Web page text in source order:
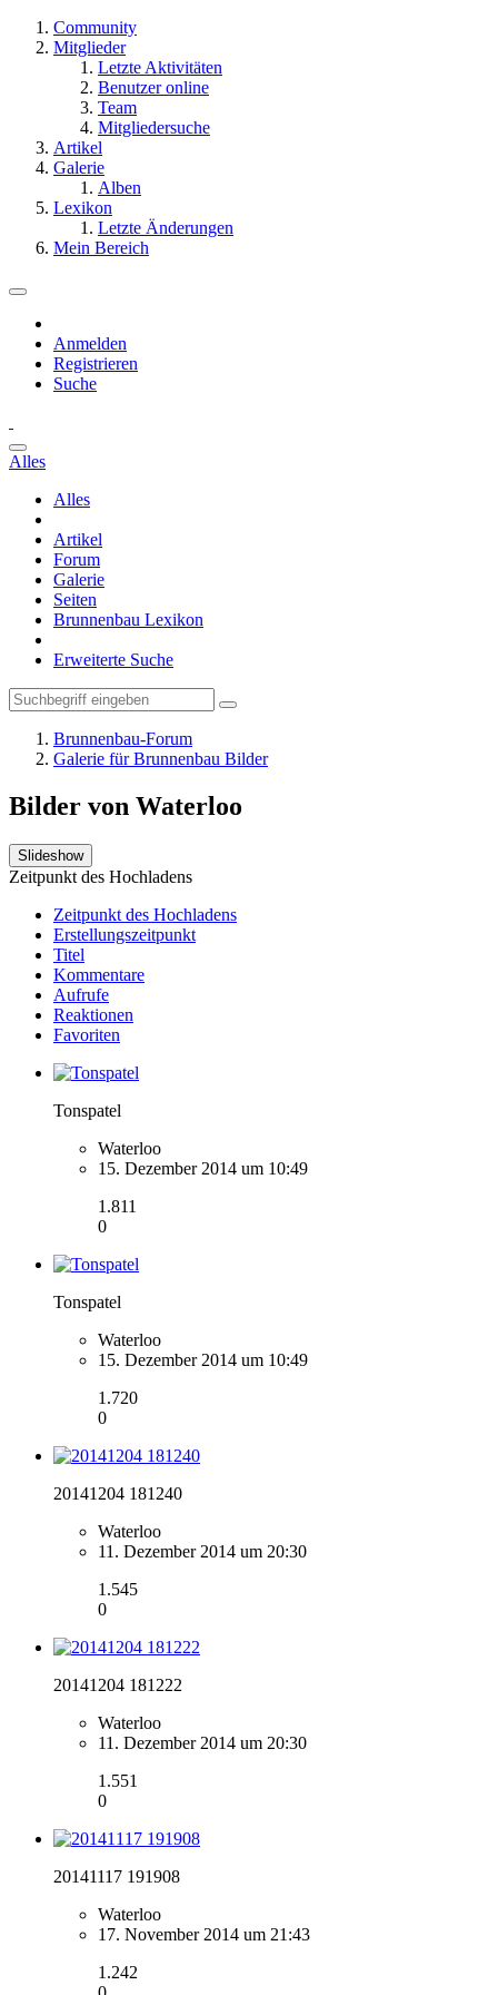
Community
Mitglieder
Letzte Aktivitäten
Benutzer online
Team
Mitgliedersuche
Artikel
Galerie
Alben
Lexikon
Letzte Änderungen
Mein Bereich
Anmelden
Registrieren
Suche
Alles
Alles
Artikel
Forum
Galerie
Seiten
Brunnenbau Lexikon
Erweiterte Suche
Brunnenbau-Forum
Galerie für Brunnenbau Bilder
Bilder von Waterloo
Slideshow
Zeitpunkt des Hochladens
Zeitpunkt des Hochladens
Erstellungszeitpunkt
Titel
Kommentare
Aufrufe
Reaktionen
Favoriten
Tonspatel
Waterloo
15. Dezember 2014 um 10:49
1.811
0
Tonspatel
Waterloo
15. Dezember 2014 um 10:49
1.720
0
20141204 181240
Waterloo
11. Dezember 2014 um 20:30
1.545
0
20141204 181222
Waterloo
11. Dezember 2014 um 20:30
1.551
0
20141117 191908
Waterloo
17. November 2014 um 21:43
1.242